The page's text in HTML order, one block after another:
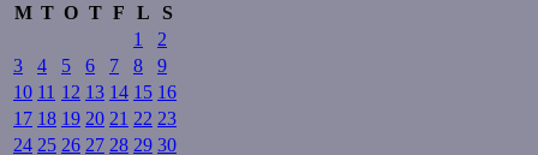
M T O T F L
S
1
2
3
4 5 6 7 8
9
10 11 12 13 14 15 16
17 18 19 20 21 22 23
24 25 26 27 28 29 30